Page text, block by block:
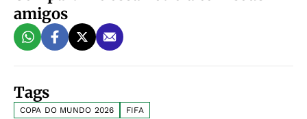
amigos
Tags
COPA DO MUNDO 2026 FIFA